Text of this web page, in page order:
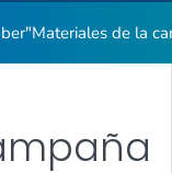
Materiales de la